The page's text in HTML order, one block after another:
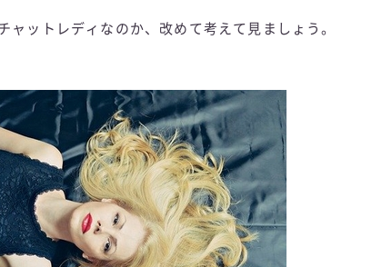
ャットレディなのか、改めて考えて見ましょう。